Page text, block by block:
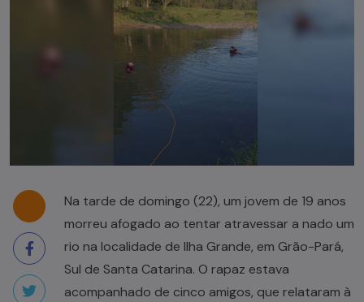
Na tarde de domingo (22), um jovem de 19 anos
morreu afogado ao tentar atravessar a nado um
rio na localidade de Ilha Grande, em Grão-Pará,
Sul de Santa Catarina. O rapaz estava
acompanhado de cinco amigos, que relataram à